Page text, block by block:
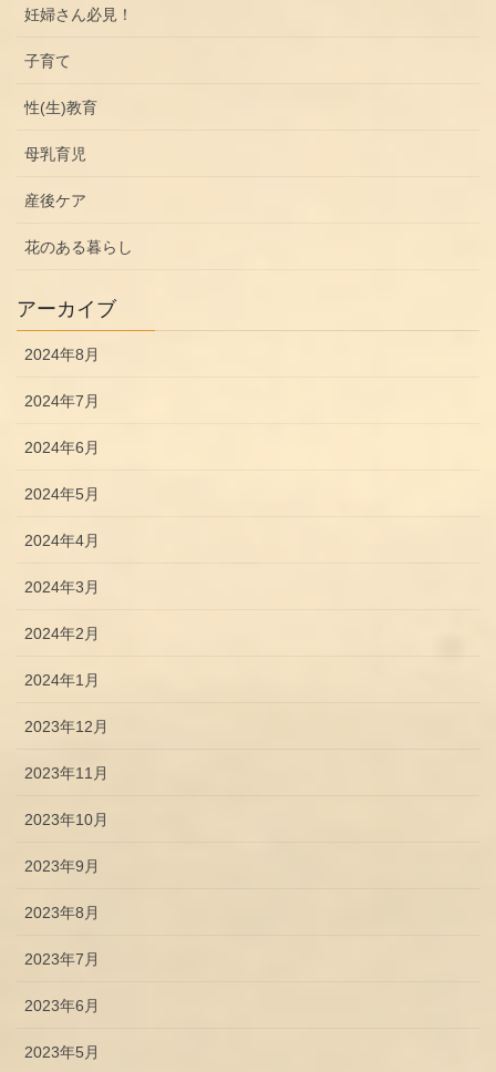
妊婦さん必見！
子育て
性(生)教育
母乳育児
産後ケア
花のある暮らし
アーカイブ
2024年8月
2024年7月
2024年6月
2024年5月
2024年4月
2024年3月
2024年2月
2024年1月
2023年12月
2023年11月
2023年10月
2023年9月
2023年8月
2023年7月
2023年6月
2023年5月